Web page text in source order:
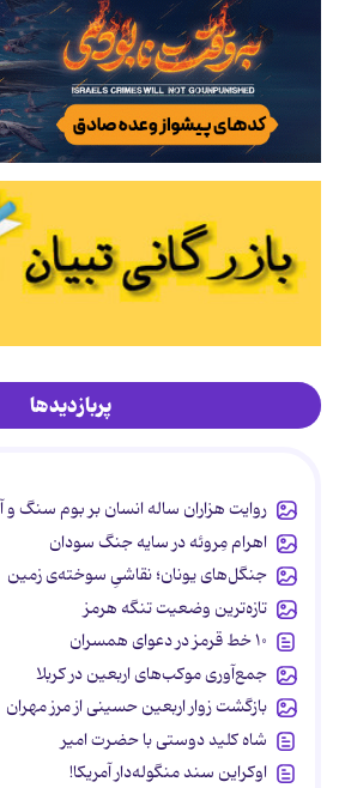
پربازدیدها
روایت هزاران ساله انسان بر بوم سنگ
اهرام مِروئه در سایه جنگ سودان
جنگل‌های یونان؛ نقاشیِ سوخته‌ی زمین
تازه‌ترین وضعیت تنگه هرمز
۱۰ خط قرمز در دعوای همسران
جمع‌آوری موکب‌های اربعین در کربلا
بازگشت زوار اربعین حسینی از مرز مهران
شاه کلید دوستی با حضرت امیر
اوکراین سند منگوله‌دار آمریکا!